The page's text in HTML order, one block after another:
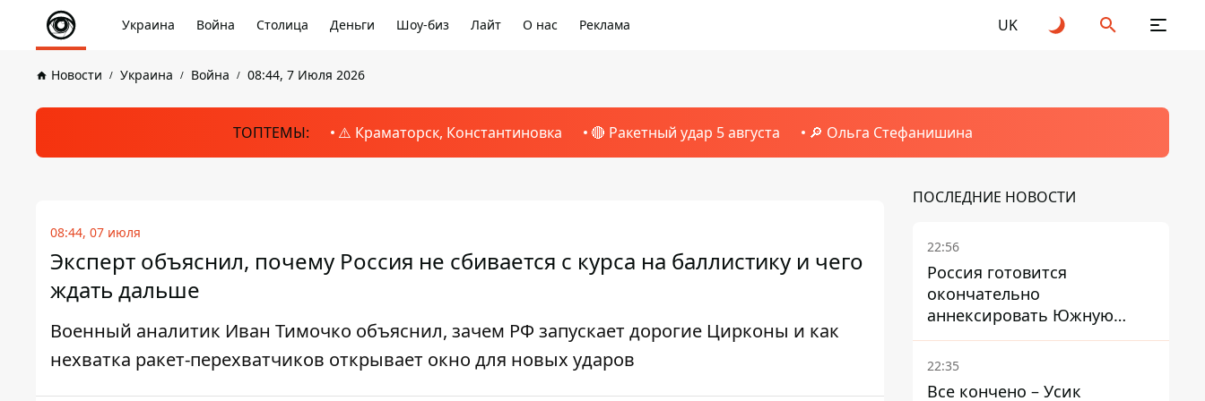
Украина Война Столица Деньги Шоу-биз Лайт О нас Реклама UK
Новости Украина Война 08:44, 7 Июля 2026
ТОПТЕМЫ: ⚠️ Краматорск, Константиновка 🔴 Ракетный удар 5 августа 🔎 Ольга Стефанишина
08:44, 07 июля
Эксперт объяснил, почему Россия не сбивается с курса на баллистику и чего
ждать дальше
Военный аналитик Иван Тимочко объяснил, зачем РФ запускает дорогие Цирконы и как
нехватка ракет-перехватчиков открывает окно для новых ударов
ПОСЛЕДНИЕ НОВОСТИ
22:56
Россия готовится
окончательно
аннексировать Южную
Осетию – страны НАТО
обеспокоены
22:35
Все кончено – Усик